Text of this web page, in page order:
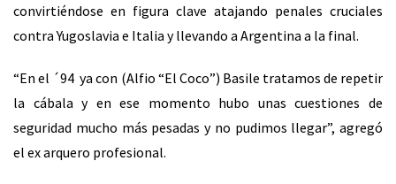
convirtiéndose en figura clave atajando penales cruciales
contra Yugoslavia e Italia y llevando a Argentina a la final.
“En el ´94 ya con (Alfio “El Coco”) Basile tratamos de repetir
la cábala y en ese momento hubo unas cuestiones de
seguridad mucho más pesadas y no pudimos llegar”, agregó
el ex arquero profesional.